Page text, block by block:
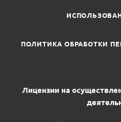
ПОЛИТИКА ОБРАБОТКИ
Лицензии на